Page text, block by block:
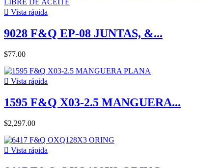
 Vista rápida
9028 F&Q EP-08 JUNTAS, &...
$77.00
 Vista rápida
1595 F&Q X03-2.5 MANGUERA...
$2,297.00
 Vista rápida